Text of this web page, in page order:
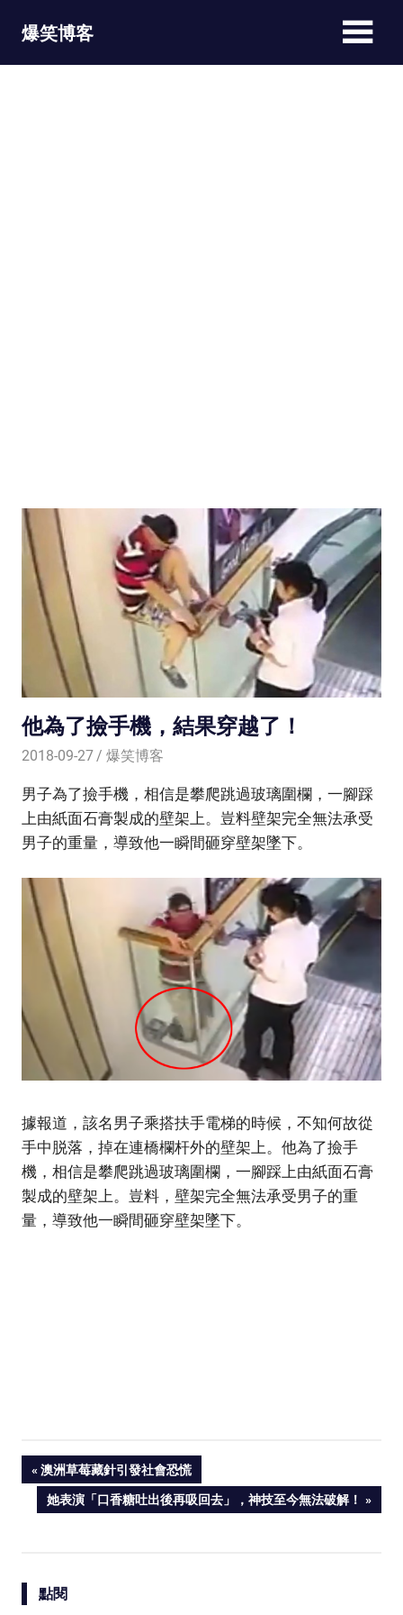
爆笑博客
他為了撿手機，結果穿越了！
2018-09-27 爆笑博客
男子為了撿手機，相信是攀爬跳過玻璃圍欄，一腳踩
上由紙面石膏製成的壁架上。豈料壁架完全無法承受
男子的重量，導致他一瞬間砸穿壁架墜下。
據報道，該名男子乘搭扶手電梯的時候，不知何故從
手中脱落，掉在連橋欄杆外的壁架上。他為了撿手
機，相信是攀爬跳過玻璃圍欄，一腳踩上由紙面石膏
製成的壁架上。豈料，壁架完全無法承受男子的重
量，導致他一瞬間砸穿壁架墜下。
Post
PREVIOUS
POST:
澳洲草莓藏針引發社會恐慌
NEXT
她表演「口香糖吐出後再吸回去」，神技至今無法破解！
點閱